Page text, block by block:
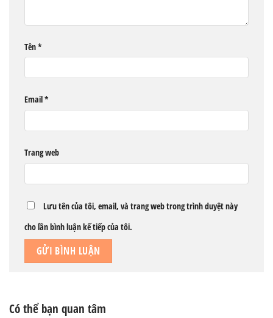
Tên*
Email*
Trang web
Lưu tên của tôi, email, và trang web trong trình duyệt này
cho lần bình luận kế tiếp của tôi.
Có thể bạn quan tâm